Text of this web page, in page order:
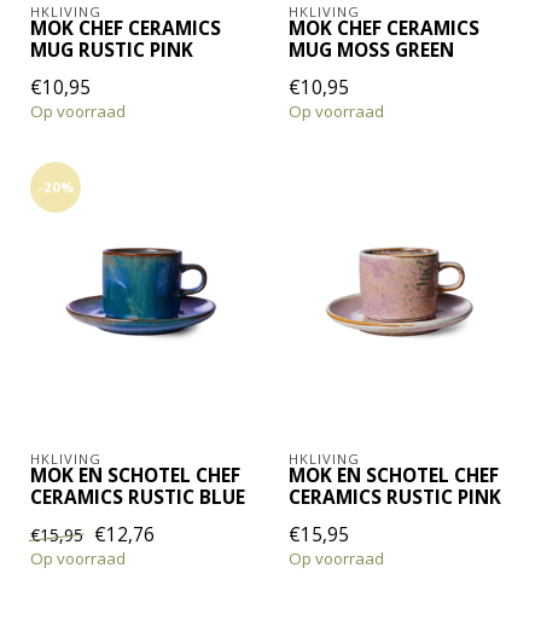
HKLIVING
MOK CHEF CERAMICS
MUG RUSTIC PINK
€10,95
Op voorraad
HKLIVING
MOK CHEF CERAMICS
MUG MOSS GREEN
€10,95
Op voorraad
-20%
HKLIVING
MOK EN SCHOTEL CHEF
CERAMICS RUSTIC BLUE
€15,95 €12,76
Op voorraad
HKLIVING
MOK EN SCHOTEL CHEF
CERAMICS RUSTIC PINK
€15,95
Op voorraad